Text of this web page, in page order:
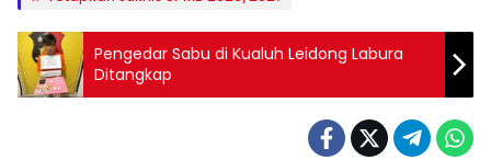
Pengedar Sabu di Kualuh Leidong Labura
Ditangkap